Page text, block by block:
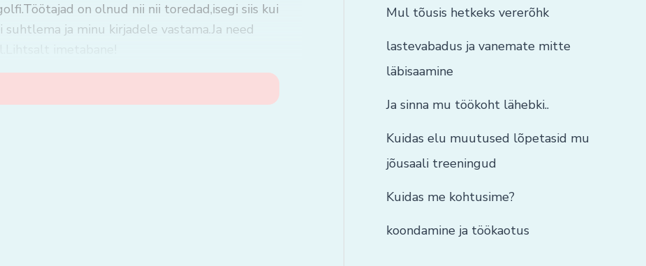
on olnud nii nii toredad,isegi siis kui
ja minu kirjadele vastama.Ja need
Mul tõusis hetkeks vererõhk
lastevabadus ja vanemate mitte
läbisaamine
Ja sinna mu töökoht lähebki..
Kuidas elu muutused lõpetasid mu
jõusaali treeningud
Kuidas me kohtusime?
koondamine ja töökaotus